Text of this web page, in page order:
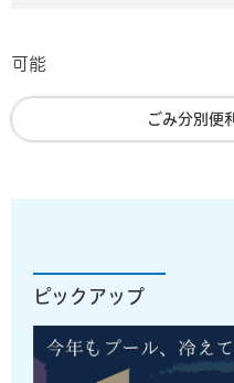
可能
ごみ分別便
ピックアップ